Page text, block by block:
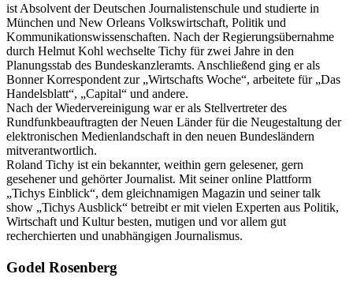
ist Absolvent der Deutschen Journalistenschule und studierte in
München und New Orleans Volkswirtschaft, Politik und
Kommunikationswissenschaften. Nach der Regierungsübernahme
durch Helmut Kohl wechselte Tichy für zwei Jahre in den
Planungsstab des Bundeskanzleramts. Anschließend ging er als
Bonner Korrespondent zur „Wirtschafts Woche“, arbeitete für „Das
Handelsblatt“, „Capital“ und andere.
Nach der Wiedervereinigung war er als Stellvertreter des
Rundfunkbeauftragten der Neuen Länder für die Neugestaltung der
elektronischen Medienlandschaft in den neuen Bundesländern
mitverantwortlich.
Roland Tichy ist ein bekannter, weithin gern gelesener, gern
gesehener und gehörter Journalist. Mit seiner online Plattform
„Tichys Einblick“, dem gleichnamigen Magazin und seiner talk
show „Tichys Ausblick“ betreibt er mit vielen Experten aus Politik,
Wirtschaft und Kultur besten, mutigen und vor allem gut
recherchierten und unabhängigen Journalismus.
Godel Rosenberg